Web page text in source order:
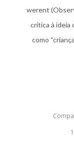
werent
crítica à ideia
como